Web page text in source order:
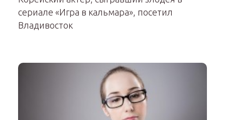
сериале «Игра в кальмара», посетил
Владивосток